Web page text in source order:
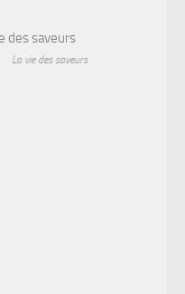
La vie des saveurs